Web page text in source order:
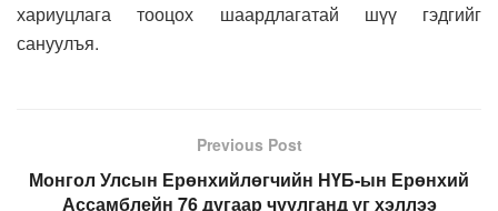
хариуцлага тооцох шаардлагатай шүү гэдгийг
сануулъя.
Previous Post
Монгол Улсын Ерөнхийлөгчийн НҮБ-ын Ерөнхий
Ассамблейн 76 дугаар чуулганд үг хэллээ